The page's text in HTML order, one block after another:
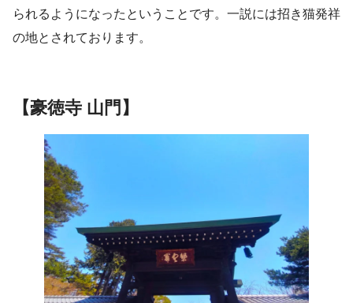
られるようになったということです。一説には招き猫発祥
の地とされております。
【豪徳寺 山門】